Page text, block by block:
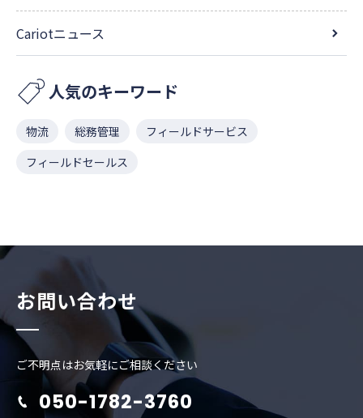
Cariotニュース
人気のキーワード
物流 総務管理
フィールドサービス
フィールドセールス
お問い合わせ
ご不明点はお気軽にご相談ください
050-1782-3760